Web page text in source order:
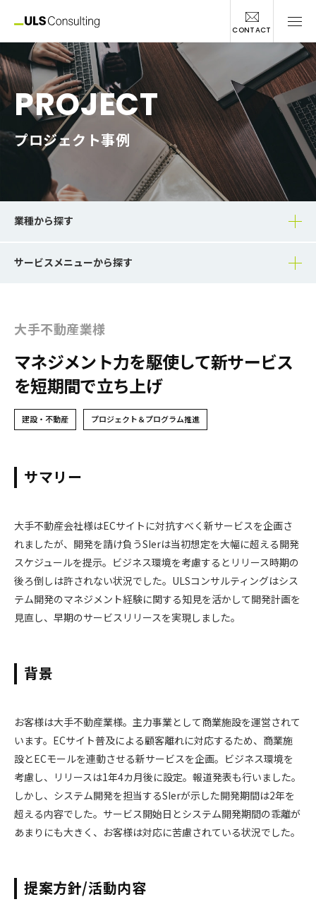
CONTACT
PROJECT
プロジェクト事例
業種から探す
サービスメニューから探す
大手不動産業様
マネジメント力を駆使して新サービス
を短期間で立ち上げ
建設・不動産 プロジェクト＆プログラム推進
サマリー
大手不動産会社様はECサイトに対抗すべく新サービスを企画さ
れましたが、開発を請け負うSIerは当初想定を大幅に超える開発
スケジュールを提示。ビジネス環境を考慮するとリリース時期の
後ろ倒しは許されない状況でした。ULSコンサルティングはシス
テム開発のマネジメント経験に関する知見を活かして開発計画を
見直し、早期のサービスリリースを実現しました。
背景
お客様は大手不動産業様。主力事業として商業施設を運営されて
います。ECサイト普及による顧客離れに対応するため、商業施
設とECモールを連動させる新サービスを企画。ビジネス環境を
考慮し、リリースは1年4カ月後に設定。報道発表も行いました。
しかし、システム開発を担当するSIerが示した開発期間は2年を
超える内容でした。サービス開始日とシステム開発期間の乖離が
あまりにも大きく、お客様は対応に苦慮されている状況でした。
提案方針/活動内容